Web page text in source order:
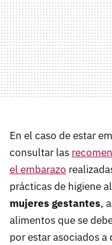
En el caso de estar
consultar las
el embarazo
prácticas de higiene
mujeres gestantes,
alimentos que se
por estar asociados